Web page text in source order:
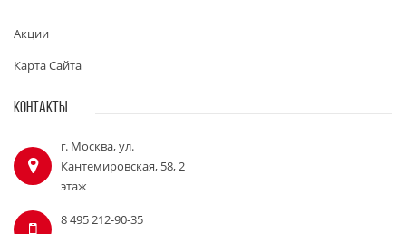
Акции
Карта Сайта
КОНТАКТЫ
г. Москва, ул.
Кантемировская, 58, 2
этаж
8 495 212-90-35